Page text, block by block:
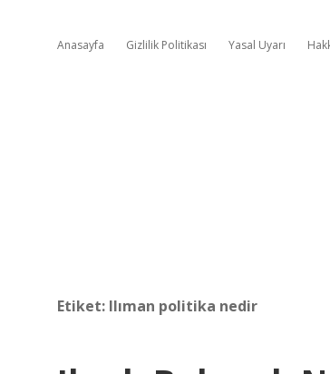
Anasayfa Gizlilik Politikası Yasal Uyarı
Etiket: Ilıman politika nedir